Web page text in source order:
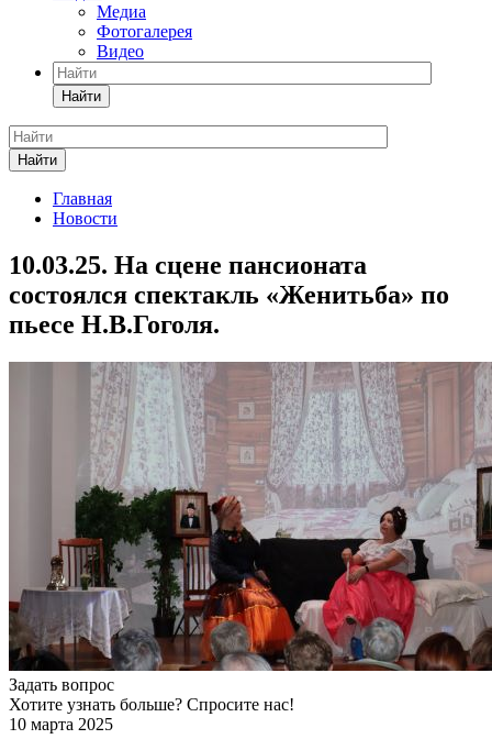
Медиа
Фотогалерея
Видео
Найти
Найти
Главная
Новости
10.03.25. На сцене пансионата
состоялся спектакль «Женитьба» по
пьесе Н.В.Гоголя.
Задать вопрос
Хотите узнать больше? Спросите нас!
10 марта 2025